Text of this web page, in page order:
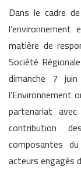
Dans le cadre
matière de
Société
dimanche 7
l’Environnement
partenariat
contribution
composantes
acteurs engagés